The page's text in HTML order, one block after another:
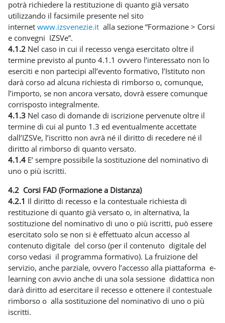
potrà richiedere la restituzione di quanto già versato
utilizzando il facsimile presente nel sito
internet www.izsvenezie.it alla sezione “Formazione > Corsi
e convegni IZSVe”.
4.1.2 Nel caso in cui il recesso venga esercitato oltre il
termine previsto al punto 4.1.1 ovvero l’interessato non lo
eserciti e non partecipi all’evento formativo, l’Istituto non
darà corso ad alcuna richiesta di rimborso o, comunque,
l’importo, se non ancora versato, dovrà essere comunque
corrisposto integralmente.
4.1.3 Nel caso di domande di iscrizione pervenute oltre il
termine di cui al punto 1.3 ed eventualmente accettate
dall’IZSVe, l’iscritto non avrà né il diritto di recedere né il
diritto al rimborso di quanto versato.
4.1.4 E’ sempre possibile la sostituzione del nominativo di
uno o più iscritti.
4.2 Corsi FAD (Formazione a Distanza)
4.2.1 Il diritto di recesso e la contestuale richiesta di
restituzione di quanto già versato o, in alternativa, la
sostituzione del nominativo di uno o più iscritti, può essere
esercitato solo se non si è effettuato alcun accesso al
contenuto digitale del corso (per il contenuto digitale del
corso vedasi il programma formativo). La fruizione del
servizio, anche parziale, ovvero l’accesso alla piattaforma e-
learning con avvio anche di una sola sessione didattica non
darà diritto ad esercitare il recesso e ottenere il contestuale
rimborso o alla sostituzione del nominativo di uno o più
iscritti.